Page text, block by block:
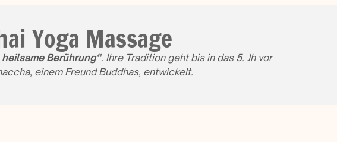
Yoga Massage
heilsame Berührung“. Ihre Tradition geht bis in das 5. Jh vor
einem Freund Buddhas, entwickelt.